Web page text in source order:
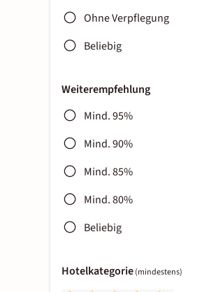
Ohne Verpflegung
Beliebig
Weiterempfehlung
Mind. 95%
Mind. 90%
Mind. 85%
Mind. 80%
Beliebig
Hotelkategorie(mindestens)